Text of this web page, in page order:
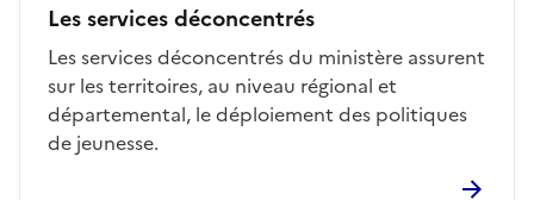
Les services déconcentrés
Les services déconcentrés du ministère assurent
sur les territoires, au niveau régional et
départemental, le déploiement des politiques
de jeunesse.